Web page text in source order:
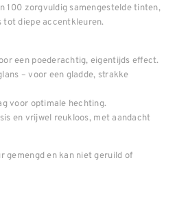
100 zorgvuldig samengestelde tinten,
tot diepe accentkleuren.
een poederachtig, eigentijds effect.
– voor een gladde, strakke
voor optimale hechting.
en vrijwel reukloos, met aandacht
gemengd en kan niet geruild of